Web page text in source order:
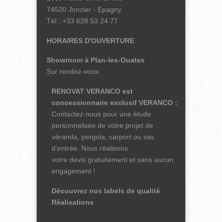
74520 Jonzier - Epagny
Tél : +33 628 53 24 77
HORAIRES D'OUVERTURE
Showroom à Plan-les-Ouates
Sur rendez-vous
RENOVAT VERANCO est
concessionnaire exclusif VERANCO :
Contactez-nous pour une étude
personnalisée de votre projet de
véranda, pergola, carport ou sas
d'entrée. Nous réalisons
votre devis gratuitement et sans aucun
engagement !
Découvrez nos labels de qualité
Réalisations